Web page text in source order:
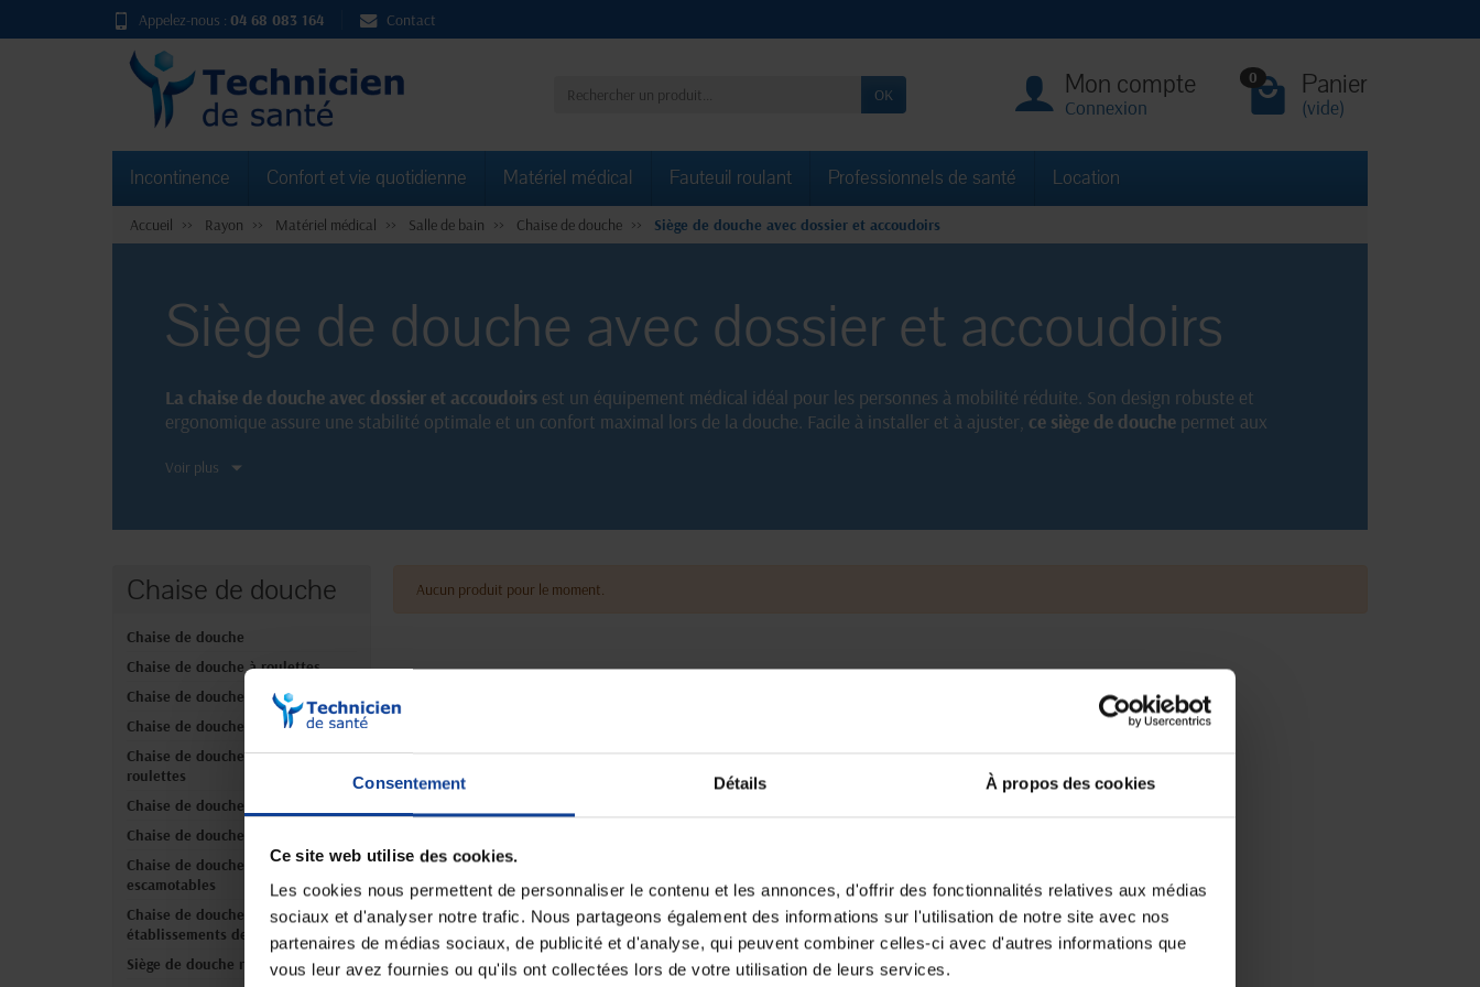
Consentement Détails À propos des cookies
Ce site web utilise des cookies.
Les cookies nous permettent de personnaliser le contenu et les annonces, d'offrir des fonctionnalités relatives aux médias
sociaux et d'analyser notre trafic. Nous partageons également des informations sur l'utilisation de notre site avec nos
partenaires de médias sociaux, de publicité et d'analyse, qui peuvent combiner celles-ci avec d'autres informations que
vous leur avez fournies ou qu'ils ont collectées lors de votre utilisation de leurs services.
Appelez-nous : 04 68 083 164 Contact
OK Mon compte
Connexion
0 Panier
(vide)
Incontinence Confort et vie quotidienne Matériel médical Fauteuil roulant Professionnels de santé Location
Accueil Rayon Matériel médical Salle de bain Chaise de douche Siège de douche avec dossier et accoudoirs
Siège de douche avec dossier et accoudoirs
La chaise de douche avec dossier et accoudoirs est un équipement médical idéal pour les personnes à mobilité réduite. Son design robuste et
ergonomique assure une stabilité optimale et un confort maximal lors de la douche. Facile à installer et à ajuster, ce siège de douche permet aux
améliorer votre quotidien.
Voir plus
Chaise de douche
Chaise de douche
Chaise de douche à roulettes
Chaise de douche percée
Chaise de douche pliante
Chaise de douche percée à
roulettes
Chaise de douche XL / bariatrique
Chaise de douche 3-en-1
Chaise de douche accoudoirs
escamotables
Chaise de douche pour
établissements de santé
Siège de douche rabattable
Aucun produit pour le moment.